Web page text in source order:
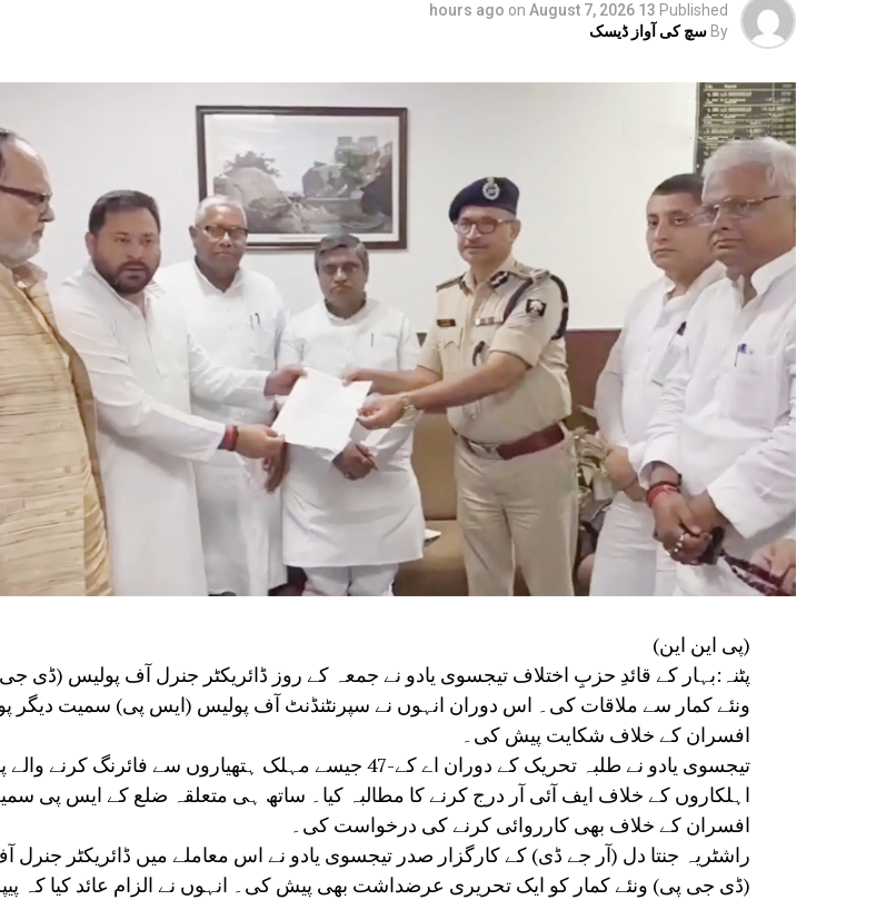
Published
13 hours ago
on August 7, 2026
By سچ کی آواز ڈیسک
(پی این این)
پٹنہ:بہار کے قائدِ حزبِ اختلاف تیجسوی یادو نے جمعہ کے روز ڈائریکٹر جنرل آف پولیس (ڈی
ونئے کمار سے ملاقات کی۔ اس دوران انہوں نے سپرنٹنڈنٹ آف پولیس (ایس پی) سمیت دیگر
افسران کے خلاف شکایت پیش کی۔
تیجسوی یادو نے طلبہ تحریک کے دوران اے کے-47 جیسے مہلک ہتھیاروں سے فائرنگ کرنے
اہلکاروں کے خلاف ایف آئی آر درج کرنے کا مطالبہ کیا۔ ساتھ ہی متعلقہ ضلع کے ایس پی
افسران کے خلاف بھی کارروائی کرنے کی درخواست کی۔
راشٹریہ جنتا دل (آر جے ڈی) کے کارگزار صدر تیجسوی یادو نے اس معاملے میں ڈائریکٹر جنرل
(ڈی جی پی) ونئے کمار کو ایک تحریری عرضداشت بھی پیش کی۔ انہوں نے الزام عائد کیا کہ